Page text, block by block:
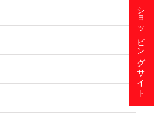
ショッピングサイト